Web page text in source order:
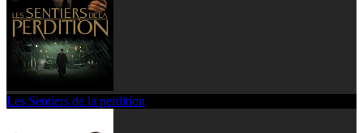
Les Sentiers de la perdition